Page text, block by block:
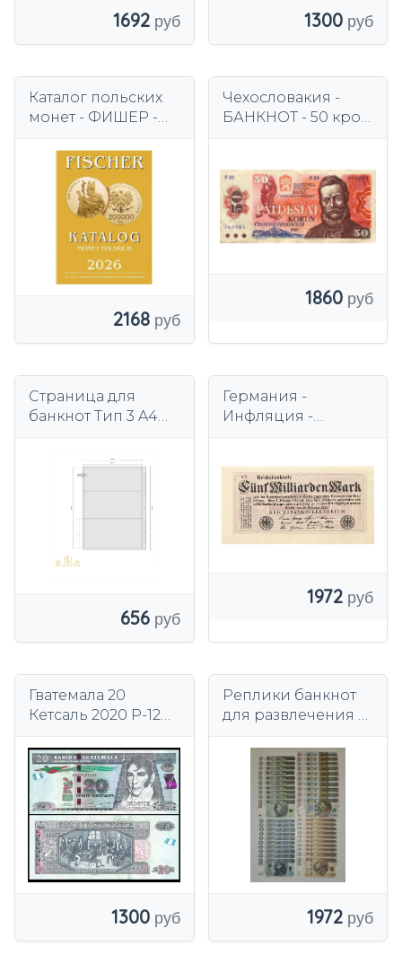
1692 1300
Каталог польских
монет - ФИШЕР -
2168
Чехословакия -
БАНКНОТ - 50 крон
Братислава
1860
Страница для
банкнот Тип 3 A4
656
Германия -
Инфляция -
1923 г. - Розенберг:
120
1972
Гватемала 20
Кетсаль 2020 P-124i
1300
Реплики банкнот
для развлечения и
номиналом 50-500
злотых - по 10 штук.
1972